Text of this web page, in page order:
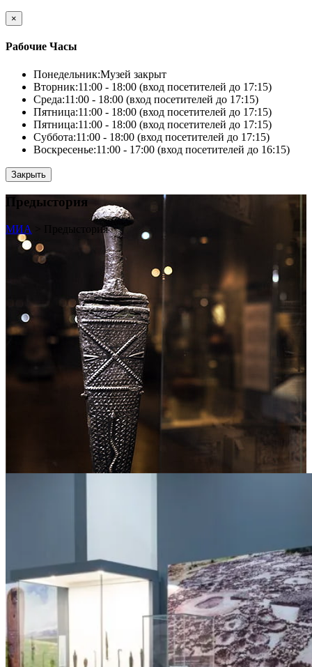
×
Рабочие Часы
Понедельник:Музей закрыт
Вторник:11:00 - 18:00 (вход посетителей до 17:15)
Среда:11:00 - 18:00 (вход посетителей до 17:15)
Пятница:11:00 - 18:00 (вход посетителей до 17:15)
Пятница:11:00 - 18:00 (вход посетителей до 17:15)
Суббота:11:00 - 18:00 (вход посетителей до 17:15)
Воскресенье:11:00 - 17:00 (вход посетителей до 16:15)
Закрыть
Предыстория
МИА Предыстория